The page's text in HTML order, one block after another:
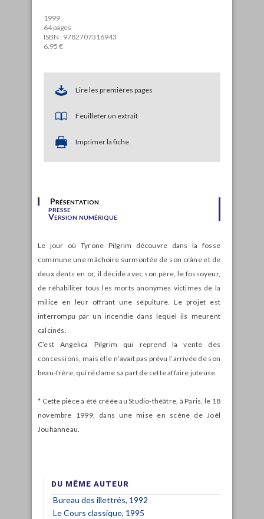
1999
64 pages
ISBN : 9782707316943
6.95 €
Lire les premières pages
Feuilleter un extrait
Imprimer la fiche
Présentation
presse
Version numérique
Le jour où Tyrone Pilgrim découvre dans la fosse
commune une mâchoire surmontée de son crâne et de
deux dents en or, il décide avec son père, le fossoyeur,
de réhabiliter tous les morts anonymes victimes de la
milice en leur offrant une sépulture. Le projet est
interrompu par un incendie dans lequel ils meurent
calcinés.
C’est Angelica Pilgrim qui reprend la vente des
concessions, mais elle n’avait pas prévu l’arrivée de son
beau-frère, qui réclame sa part de cette affaire juteuse.
* Cette pièce a été créée au Studio-théâtre, à Paris, le 18
novembre 1999, dans une mise en scène de Joël
Jouhanneau.
DU MÊME AUTEUR
Bureau des illettrés, 1992
Le Cours classique, 1995